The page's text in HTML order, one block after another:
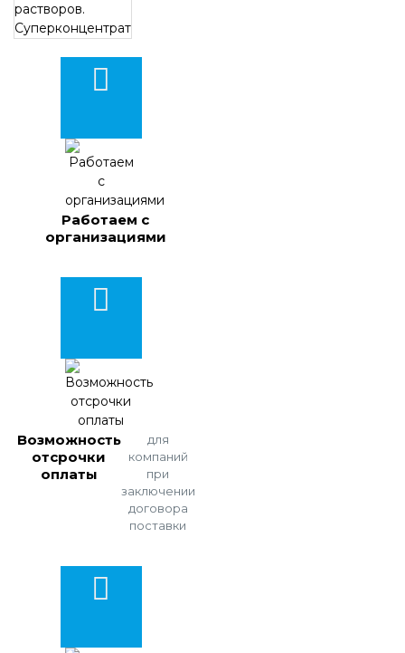
Работаем с
организациями
Возможность
отсрочки
оплаты
для
компаний
при
заключении
договора
поставки